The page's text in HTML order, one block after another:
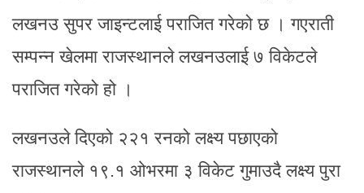
लखनउ सुपर जाइन्टलाई पराजित गरेको छ । गएराती
सम्पन्न खेलमा राजस्थानले लखनउलाई ७ विकेटले
पराजित गरेको हो ।
लखनउले दिएको २२१ रनको लक्ष्य पछाएको
राजस्थानले १९.१ ओभरमा ३ विकेट गुमाउदै लक्ष्य पुरा